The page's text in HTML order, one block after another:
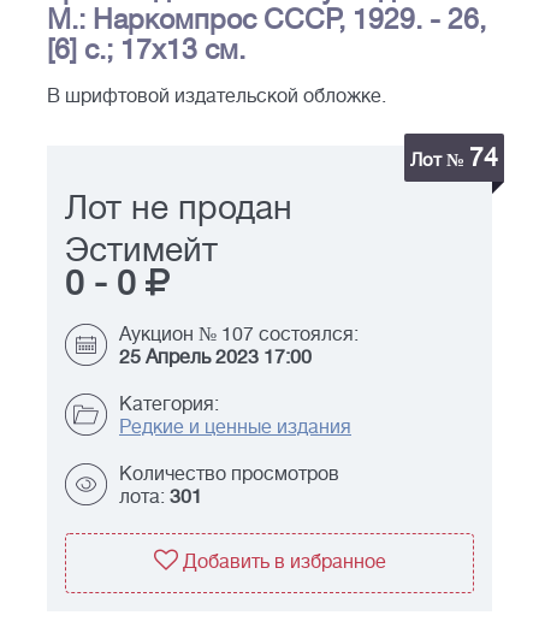
М.: Наркомпрос СССР, 1929. - 26,
[6] с.; 17x13 см.
В шрифтовой издательской обложке.
Лот № 74
Лот не продан
Эстимейт
0 - 0
Аукцион № 107 состоялся:
25 Апрель 2023 17:00
Категория:
Редкие и ценные издания
Количество просмотров
лота: 301
Добавить в избранное